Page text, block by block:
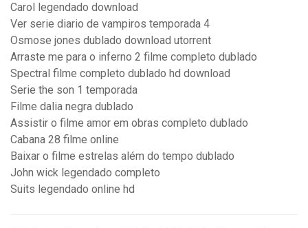
Carol legendado download
Ver serie diario de vampiros temporada 4
Osmose jones dublado download utorrent
Arraste me para o inferno 2 filme completo dublado
Spectral filme completo dublado hd download
Serie the son 1 temporada
Filme dalia negra dublado
Assistir o filme amor em obras completo dublado
Cabana 28 filme online
Baixar o filme estrelas além do tempo dublado
John wick legendado completo
Suits legendado online hd